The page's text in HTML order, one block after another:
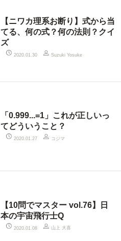
【ニワカ理系お断り】式から当
てる、何の式？何の法則？クイ
ズ
2020.01.30 Suzuki Yosuke
「0.999...=1」これが正しいっ
てどういうこと？
2020.01.27 コジマ
【10問でマスター vol.76】日
本の宇宙飛行士Q
2020.01.08 山上 大喜